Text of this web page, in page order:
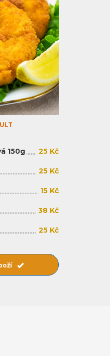
150g 25 Kč
25 Kč
15 Kč
38 Kč
25 Kč